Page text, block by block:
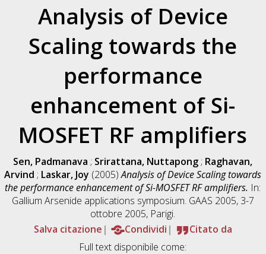
Analysis of Device
Scaling towards the
performance
enhancement of Si-
MOSFET RF amplifiers
Sen, Padmanava ; Srirattana, Nuttapong; Raghavan,
Arvind ; Laskar, Joy (2005)Analysis of Device Scaling towards
the performance enhancement of Si-MOSFET RF amplifiers. In:
Gallium Arsenide applications symposium. GAAS 2005, 3-7
ottobre 2005, Parigi.
Salva citazione
Condividi
Citato da
Full text disponibile come: